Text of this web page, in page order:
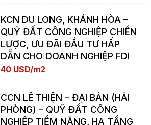
KCN DU LONG, KHÁNH HÒA –
QUỸ ĐẤT CÔNG NGHIỆP CHIẾN
LƯỢC, ƯU ĐÃI ĐẦU TƯ HẤP
DẪN CHO DOANH NGHIỆP FDI
40 USD/m2
CCN LÊ THIỆN – ĐẠI BẢN (HẢI
PHÒNG) – QUỸ ĐẤT CÔNG
NGHIỆP TIỀM NĂNG, HẠ TẦNG